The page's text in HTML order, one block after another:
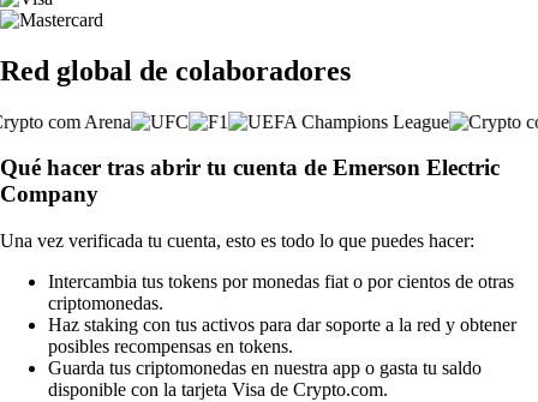
Red global de colaboradores
Qué hacer tras abrir tu cuenta de Emerson Electric
Company
Una vez verificada tu cuenta, esto es todo lo que puedes hacer:
Intercambia tus tokens por monedas fiat o por cientos de otras
criptomonedas.
Haz staking con tus activos para dar soporte a la red y obtener
posibles recompensas en tokens.
Guarda tus criptomonedas en nuestra app o gasta tu saldo
disponible con la tarjeta Visa de Crypto.com.